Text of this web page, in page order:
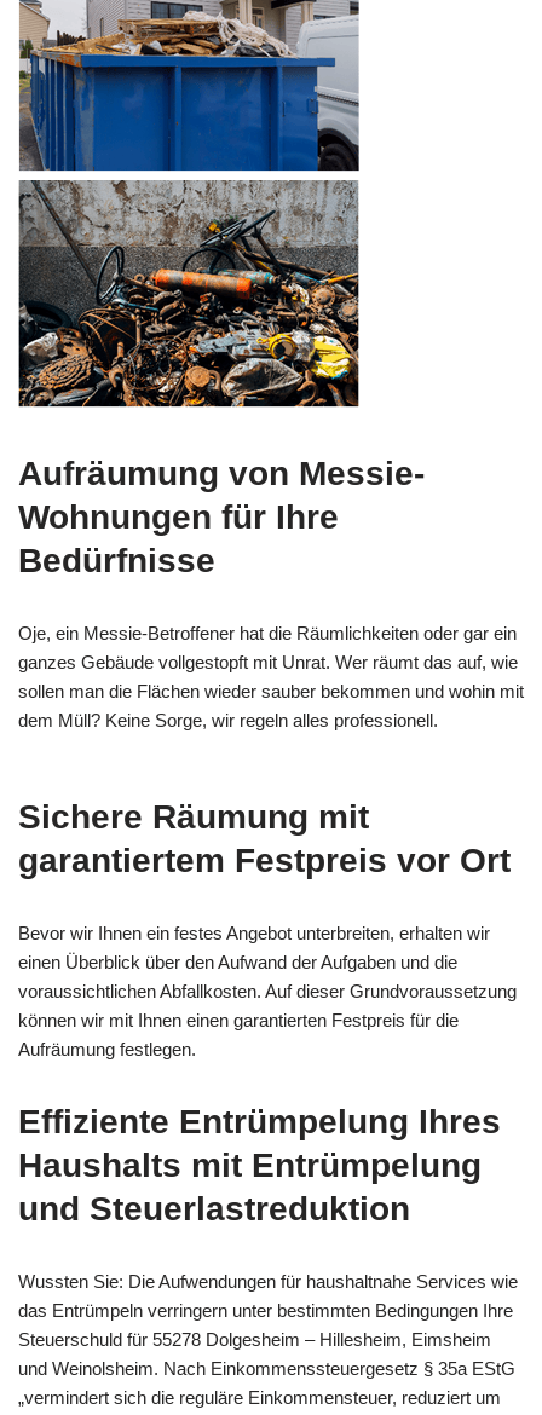
Aufräumung von Messie-
Wohnungen für Ihre
Bedürfnisse
Oje, ein Messie-Betroffener hat die Räumlichkeiten oder gar ein
ganzes Gebäude vollgestopft mit Unrat. Wer räumt das auf, wie
sollen man die Flächen wieder sauber bekommen und wohin mit
dem Müll? Keine Sorge, wir regeln alles professionell.
Sichere Räumung mit
garantiertem Festpreis vor Ort
Bevor wir Ihnen ein festes Angebot unterbreiten, erhalten wir
einen Überblick über den Aufwand der Aufgaben und die
voraussichtlichen Abfallkosten. Auf dieser Grundvoraussetzung
können wir mit Ihnen einen garantierten Festpreis für die
Aufräumung festlegen.
Effiziente Entrümpelung Ihres
Haushalts mit Entrümpelung
und Steuerlastreduktion
Wussten Sie: Die Aufwendungen für haushaltnahe Services wie
das Entrümpeln verringern unter bestimmten Bedingungen Ihre
Steuerschuld für 55278 Dolgesheim – Hillesheim, Eimsheim
und Weinolsheim. Nach Einkommenssteuergesetz § 35a EStG
„vermindert sich die reguläre Einkommensteuer, reduziert um